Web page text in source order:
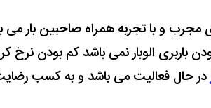
مجرب و با تجربه همراه صاحبین بار
باربری الوبار نمی باشد کم بودن نرخ
در حال فعالیت می باشد و به کسب